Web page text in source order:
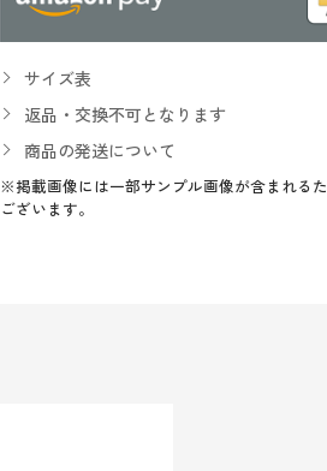
サイズ表
返品・交換不可となります
商品の発送について
※掲載画像には一部サンプル画像が含まれる
ございます。